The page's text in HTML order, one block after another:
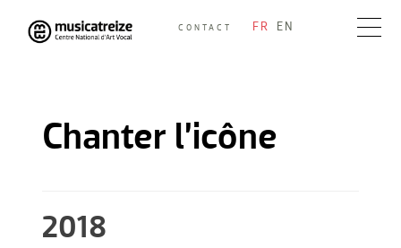
Skip
to
CONTACT FR EN
Chanter l’icône
2018